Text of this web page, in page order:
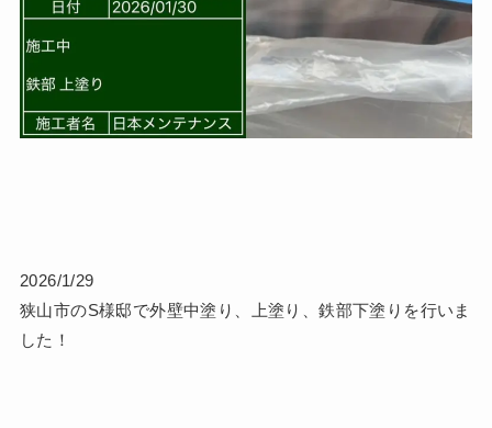
2026/1/29
狭山市のS様邸で外壁中塗り、上塗り、鉄部下塗りを行いま
した！